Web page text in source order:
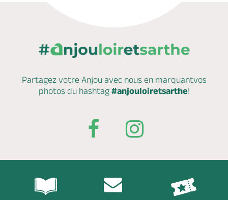
Partagez votre Anjou avec nous en marquantvos
photos du hashtag #anjouloiretsarthe!